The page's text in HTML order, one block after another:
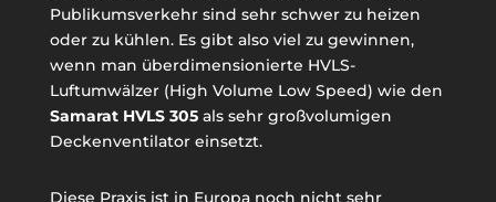
Publikumsverkehr sind sehr schwer zu heizen
oder zu kühlen. Es gibt also viel zu gewinnen,
wenn man überdimensionierte HVLS-
Luftumwälzer (High Volume Low Speed) wie den
Samarat HVLS 305als sehr großvolumigen
Deckenventilator einsetzt.
Diese Praxis ist in Europa noch nicht sehr